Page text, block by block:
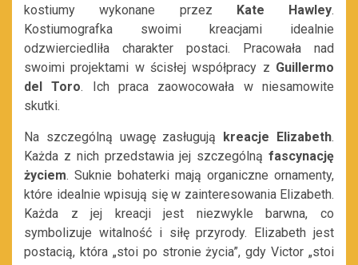
kostiumy wykonane przez
Kate Hawley.
Kostiumografka swoimi kreacjami idealnie
odzwierciedliła charakter postaci. Pracowała nad
swoimi projektami w ścisłej współpracy z Guillermo
del Toro. Ich praca zaowocowała w niesamowite
skutki.
Na szczególną uwagę zasługują kreacje Elizabeth.
Każda z nich przedstawia jej szczególną fascynację
życiem. Suknie bohaterki mają organiczne ornamenty,
które idealnie wpisują się w zainteresowania Elizabeth.
Każda z jej kreacji jest niezwykle barwna, co
symbolizuje witalność i siłę przyrody. Elizabeth jest
postacią, która „stoi po stronie życia”, gdy Victor „stoi